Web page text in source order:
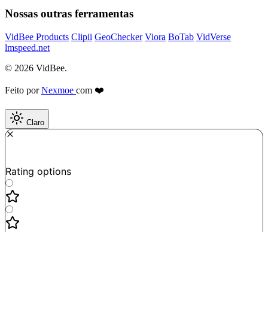
Nossas outras ferramentas
VidBee Products Clipii GeoChecker Viora BoTab VidVerse
lmspeed.net
© 2026 VidBee.
Feito porNexmoe com ❤️
Claro
Rating options